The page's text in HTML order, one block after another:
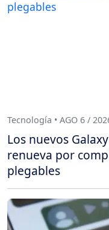
Tecnología • AGO 6 /
Los nuevos
renueva por
plegables